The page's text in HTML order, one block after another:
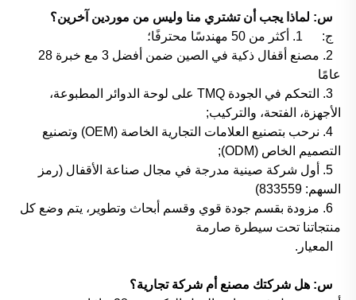
س: لماذا يجب أن تشتري منا وليس من موردين آخرين؟
ج:
1. أكثر من 50 مهندسًا محترفًا؛
2. مصنع أقفال ذكية في الصين ضمن أفضل 3 مع خبرة 28
عامًا
3. التحكم في الجودة TMQ على لوحة الدوائر المطبوعة،
الأجهزة، الفتحة، والتركيب;
4. نرحب بتصنيع العلامات التجارية الخاصة (OEM) وتصنيع
التصميم الخاص (ODM);
5. أول شركة صينية مدرجة في مجال صناعة الأقفال (رمز
السهم: 833559)
6. مزودة بقسم جودة قوي وقسم أبحاث وتطوير، يتم وضع كل
منتجاتنا تحت سيطرة صارمة
المعيار.
س: هل شركتك مصنع أم شركة تجارية؟